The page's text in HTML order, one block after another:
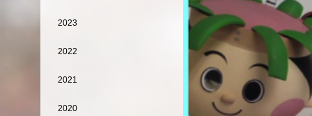
2023
2022
2021
2020